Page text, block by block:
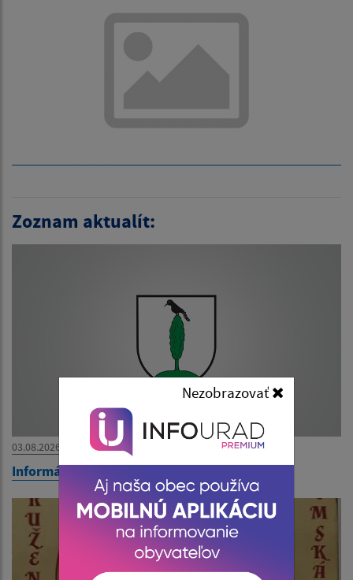
Zoznam aktualít:
03.08.2026
Informácia o voľných pracovných miestach
Nezobrazovať